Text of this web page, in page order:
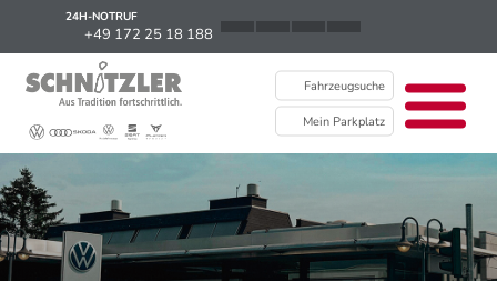
24H-NOTRUF
+49 172 25 18 188
Fahrzeugsuche
Mein Parkplatz
News
Kontakt / Standorte
Über uns
Newsletter